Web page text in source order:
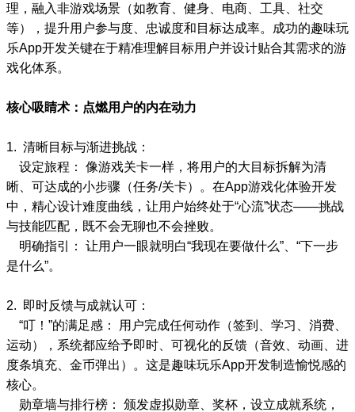
理，融入非游戏场景（如教育、健身、电商、工具、社交
等），提升用户参与度、忠诚度和目标达成率。成功的趣味玩
乐App开发关键在于精准理解目标用户并设计贴合其需求的游
戏化体系。
核心吸睛术：点燃用户的内在动力
1. 清晰目标与渐进挑战：
设定旅程： 像游戏关卡一样，将用户的大目标拆解为清
晰、可达成的小步骤（任务/关卡）。在App游戏化体验开发
中，精心设计难度曲线，让用户始终处于“心流”状态——挑战
与技能匹配，既不会无聊也不会挫败。
明确指引： 让用户一眼就明白“我现在要做什么”、“下一步
是什么”。
2. 即时反馈与成就认可：
“叮！”的满足感： 用户完成任何动作（签到、学习、消费、
运动），系统都应给予即时、可视化的反馈（音效、动画、进
度条填充、金币弹出）。这是趣味玩乐App开发制造愉悦感的
核心。
勋章墙与排行榜： 颁发虚拟勋章、奖杯，设立成就系统，